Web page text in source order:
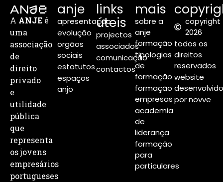
A ANJE é
uma
associação
de
direito
privado
e
utilidade
pública
que
representa
os jovens
empresários
portugueses
anje
apresentação
evolução
orgãos
sociais
estatutos
espaços
anjo
links
úteis
projectos
associados
comunicação
contactos
mais
sobre a
anje
formação
tipologias
de
formação
formação
empresas
academia
de
liderança
formação
para
particulares
copyright
2026
todos os
direitos
reservados
website
desenvolvido
por novve